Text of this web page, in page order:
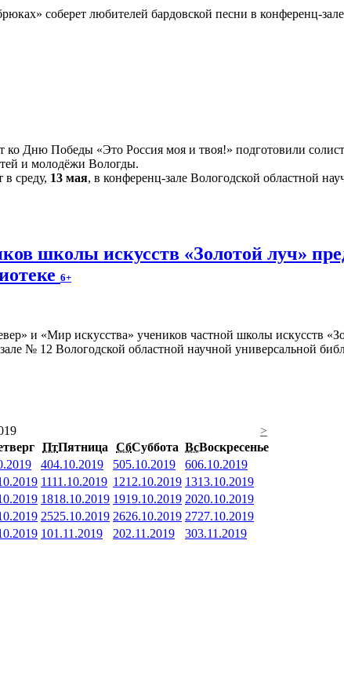
соберет любителей бардовской песни в конференц-
Дню Победы «Это Россия моя и твоя!» подготовили
и молодёжи Вологды.
среду, 13 мая, в конференц-зале Вологодской областной
школы искусств «Золотой луч»
6+
и «Мир искусства» учеников частной школы искусств
№ 12 Вологодской областной научной универсальной
>
ПтПятница СбСуббота ВсВоскресенье
404.10.2019 505.10.2019 606.10.2019
1111.10.2019 1212.10.2019 1313.10.2019
1818.10.2019 1919.10.2019 2020.10.2019
2525.10.2019 2626.10.2019 2727.10.2019
101.11.2019 202.11.2019 303.11.2019